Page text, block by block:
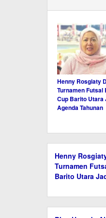
Henny Rosgiaty
Turnamen Futsal
Cup Barito Utara
Agenda Tahunan
Henny
Turnamen
Barito Utara